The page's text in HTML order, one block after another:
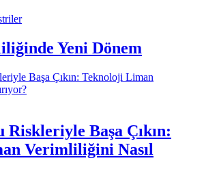
Yeni Dönem
Başa Çıkın:
Verimliliğini Nasıl